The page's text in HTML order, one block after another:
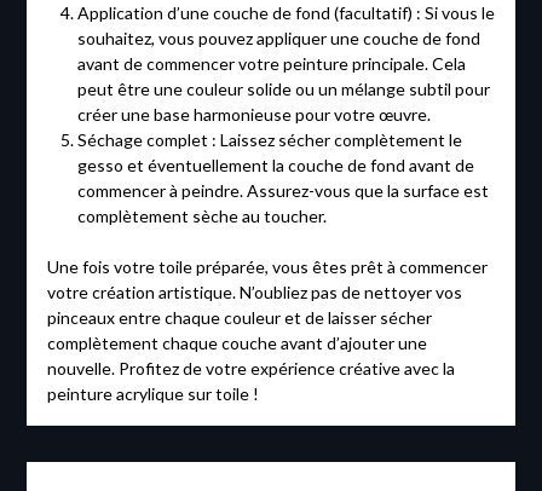
Application d’une couche de fond (facultatif) : Si vous le
souhaitez, vous pouvez appliquer une couche de fond
avant de commencer votre peinture principale. Cela
peut être une couleur solide ou un mélange subtil pour
créer une base harmonieuse pour votre œuvre.
Séchage complet : Laissez sécher complètement le
gesso et éventuellement la couche de fond avant de
commencer à peindre. Assurez-vous que la surface est
complètement sèche au toucher.
Une fois votre toile préparée, vous êtes prêt à commencer
votre création artistique. N’oubliez pas de nettoyer vos
pinceaux entre chaque couleur et de laisser sécher
complètement chaque couche avant d’ajouter une
nouvelle. Profitez de votre expérience créative avec la
peinture acrylique sur toile !